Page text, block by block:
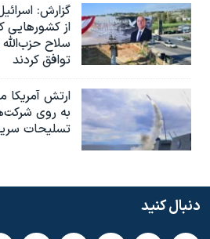
گزارش‌:
از کشورهایی
سلاح
توافق کردند
ارتش آمریکا
به روی
تسلیحات
دنبال کنید